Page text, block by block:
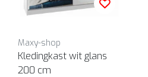
Maxy-shop
Kledingkast wit glans
200 cm